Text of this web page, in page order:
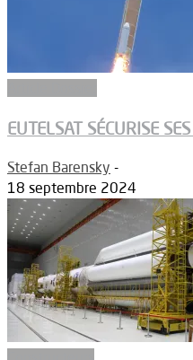
EUTELSAT SÉCURISE
Stefan Barensky -
18 septembre 2024